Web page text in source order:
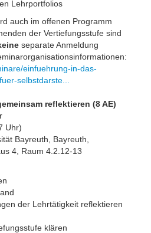
Lehrportfolios
auch im offenen Programm
der Vertiefungsstufe sind
separate Anmeldung
einfuehrung-in-das-
selbstdarste...
reflektieren (8 AE)
Uhr)
Bayreuth, Bayreuth,
4, Raum 4.2.12-13
der Lehrtätigkeit reflektieren
klären